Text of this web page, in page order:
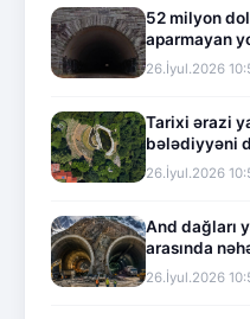
52 milyon
aparmayan
26.İyul.2026
Tarixi ərazi
bələdiyyəni
26.İyul.2026
And dağları
arasında
26.İyul.2026